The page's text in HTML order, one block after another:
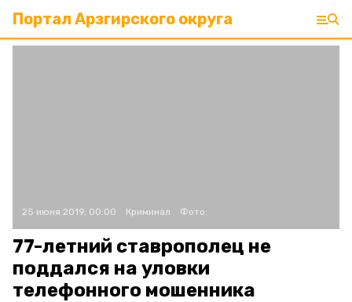
Портал Арзгирского округа
25 июня 2019, 00:00 Криминал Фото:
77-летний ставрополец не
поддался на уловки
телефонного мошенника